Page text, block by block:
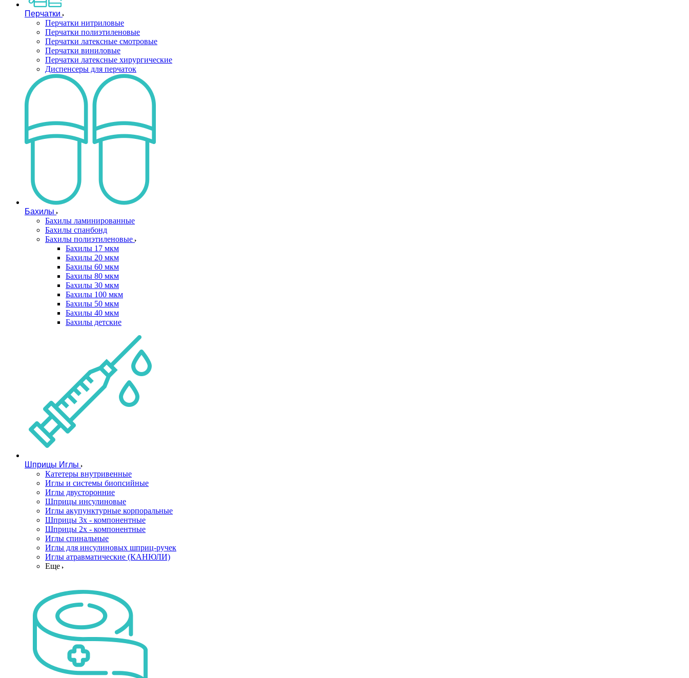
Перчатки
Перчатки нитриловые
Перчатки полиэтиленовые
Перчатки латексные смотровые
Перчатки виниловые
Перчатки латексные хирургические
Диспенсеры для перчаток
Бахилы
Бахилы ламинированные
Бахилы спанбонд
Бахилы полиэтиленовые
Бахилы 17 мкм
Бахилы 20 мкм
Бахилы 60 мкм
Бахилы 80 мкм
Бахилы 30 мкм
Бахилы 100 мкм
Бахилы 50 мкм
Бахилы 40 мкм
Бахилы детские
Шприцы Иглы
Катетеры внутривенные
Иглы и системы биопсийные
Иглы двусторонние
Шприцы инсулиновые
Иглы акупунктурные корпоральные
Шприцы 3х - компонентные
Шприцы 2х - компонентные
Иглы спинальные
Иглы для инсулиновых шприц-ручек
Иглы атравматические (КАНЮЛИ)
Еще